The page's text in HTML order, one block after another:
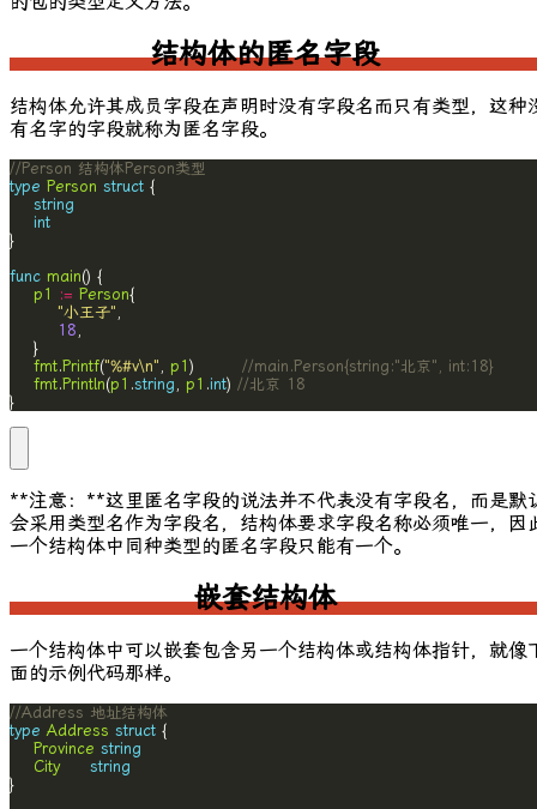
结构体的匿名字段
结构体允许其成员字段在声明时没有字段名而只有类型，这种
有名字的字段就称为匿名字段。
//Person 结构体Person类型
type Person struct
string
int
func main
p1
:= Person
"小王子"
18
fmt.Printf("%#v\n" , p1 ) //main.Person{string:"北京", int:18}
fmt.Println(p1 .string , p1 .int) //北京 18
}
**注意：**这里匿名字段的说法并不代表没有字段名，而是默
会采用类型名作为字段名，结构体要求字段名称必须唯一，因
一个结构体中同种类型的匿名字段只能有一个。
嵌套结构体
一个结构体中可以嵌套包含另一个结构体或结构体指针，就像
面的示例代码那样。
//Address 地址结构体
type Address struct
Province string
City
string